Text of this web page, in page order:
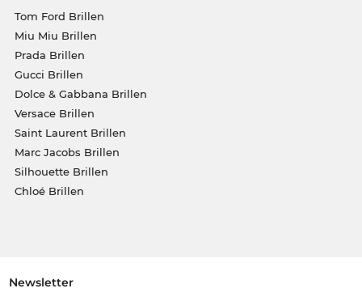
Tom Ford Brillen
Miu Miu Brillen
Prada Brillen
Gucci Brillen
Dolce & Gabbana Brillen
Versace Brillen
Saint Laurent Brillen
Marc Jacobs Brillen
Silhouette Brillen
Chloé Brillen
Newsletter